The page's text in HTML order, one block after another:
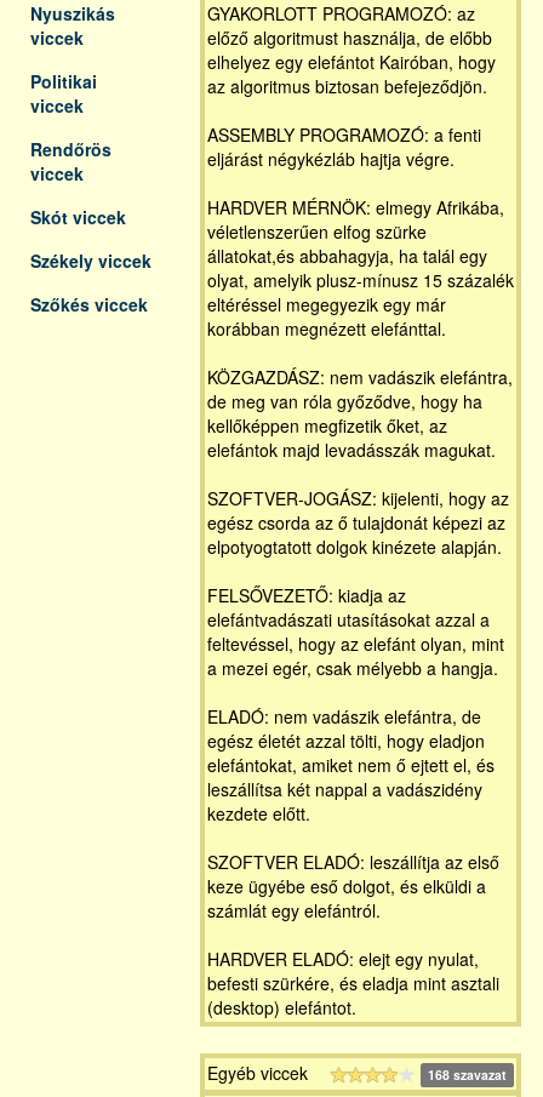
Nyuszikás
viccek
Politikai
viccek
Rendőrös
viccek
Skót viccek
Székely viccek
Szőkés viccek
GYAKORLOTT PROGRAMOZÓ: az
előző algoritmust használja, de előbb
elhelyez egy elefántot Kairóban, hogy
az algoritmus biztosan befejeződjön.
ASSEMBLY PROGRAMOZÓ: a fenti
eljárást négykézláb hajtja végre.
HARDVER MÉRNÖK: elmegy Afrikába,
véletlenszerűen elfog szürke
állatokat,és abbahagyja, ha talál egy
olyat, amelyik plusz-mínusz 15 százalék
eltéréssel megegyezik egy már
korábban megnézett elefánttal.
KÖZGAZDÁSZ: nem vadászik elefántra,
de meg van róla győződve, hogy ha
kellőképpen megfizetik őket, az
elefántok majd levadásszák magukat.
SZOFTVER-JOGÁSZ: kijelenti, hogy az
egész csorda az ő tulajdonát képezi az
elpotyogtatott dolgok kinézete alapján.
FELSŐVEZETŐ: kiadja az
elefántvadászati utasításokat azzal a
feltevéssel, hogy az elefánt olyan, mint
a mezei egér, csak mélyebb a hangja.
ELADÓ: nem vadászik elefántra, de
egész életét azzal tölti, hogy eladjon
elefántokat, amiket nem ő ejtett el, és
leszállítsa két nappal a vadászidény
kezdete előtt.
SZOFTVER ELADÓ: leszállítja az első
keze ügyébe eső dolgot, és elküldi a
számlát egy elefántról.
HARDVER ELADÓ: elejt egy nyulat,
befesti szürkére, és eladja mint asztali
(desktop) elefántot.
Egyéb viccek 168 szavazat